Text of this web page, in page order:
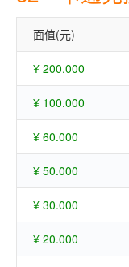
面值(元)
¥ 200.000
¥ 100.000
¥ 60.000
¥ 50.000
¥ 30.000
¥ 20.000